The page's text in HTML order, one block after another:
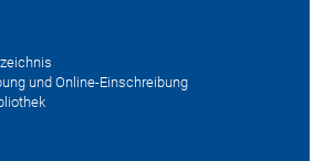
und Online-Einschreibung